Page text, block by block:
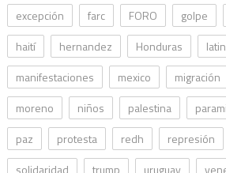
excepción
farc FORO golpe
haití
hernandez Honduras
manifestaciones
mexico migración
moreno
niños palestina
paz
protesta redh represión